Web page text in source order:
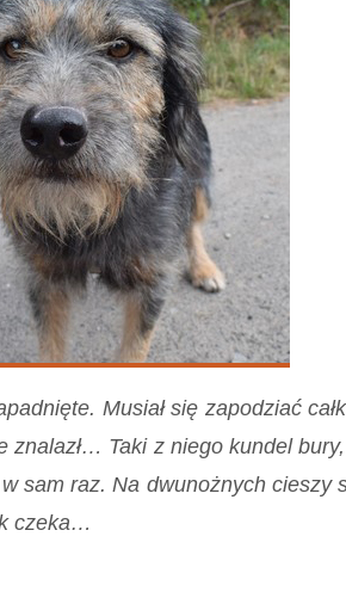
Musiał się zapodziać
Taki z niego kundel
sam raz. Na dwunożnych
czeka…